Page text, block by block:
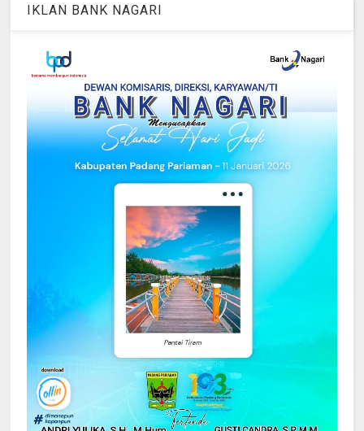
IKLAN BANK NAGARI